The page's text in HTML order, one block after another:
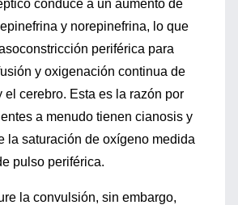
conduce a un aumento de
y norepinefrina, lo que
periférica para
y oxigenación continua de
el cerebro. Esta es la razón por
a menudo tienen cianosis y
la saturación de oxígeno medida
pulso periférica.
la convulsión, sin embargo,